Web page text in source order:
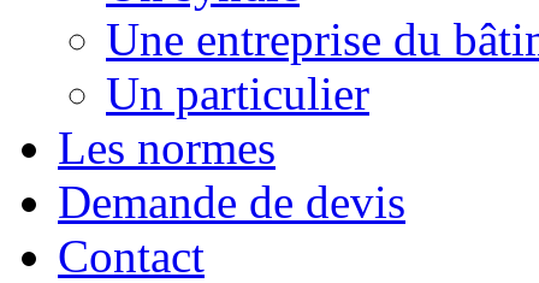
Une entreprise du
Un particulier
Les normes
Demande de devis
Contact